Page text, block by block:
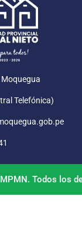
Telefónica)
Todos los